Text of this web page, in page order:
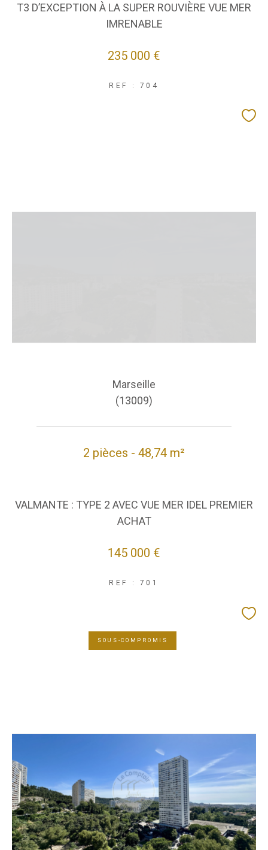
T3 D’EXCEPTION À LA SUPER ROUVIÈRE VUE MER
IMRENABLE
235 000 €
REF : 704
Marseille
(13009)
2 pièces - 48,74 m²
VALMANTE : TYPE 2 AVEC VUE MER IDEL PREMIER
ACHAT
145 000 €
REF : 701
SOUS-COMPROMIS